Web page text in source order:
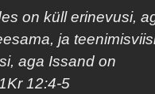
on küll erinevusi,
ja
aga Issand on
12:4-5